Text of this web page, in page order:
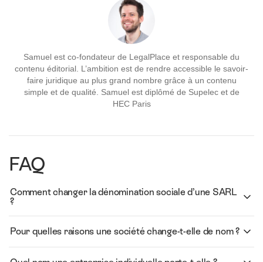
Samuel est co-fondateur de LegalPlace et responsable du
contenu éditorial. L’ambition est de rendre accessible le savoir-
faire juridique au plus grand nombre grâce à un contenu
simple et de qualité. Samuel est diplômé de Supelec et de
HEC Paris
FAQ
Comment changer la dénomination sociale d’une SARL
?
Pour quelles raisons une société change-t-elle de nom ?